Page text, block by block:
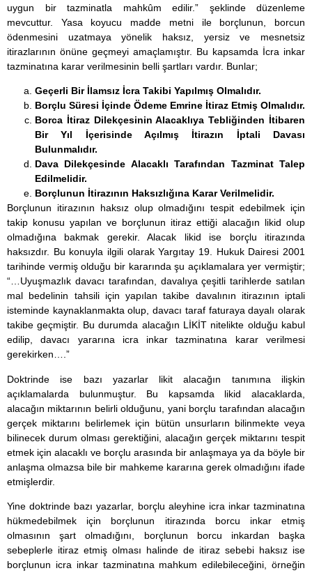
uygun bir tazminatla mahkûm edilir.” şeklinde düzenleme
mevcuttur. Yasa koyucu madde metni ile borçlunun, borcun
ödenmesini uzatmaya yönelik haksız, yersiz ve mesnetsiz
itirazlarının önüne geçmeyi amaçlamıştır. Bu kapsamda İcra inkar
tazminatına karar verilmesinin belli şartları vardır. Bunlar;
Geçerli Bir İlamsız İcra Takibi Yapılmış Olmalıdır.
Borçlu Süresi İçinde Ödeme Emrine İtiraz Etmiş Olmalıdır.
Borca İtiraz Dilekçesinin Alacaklıya Tebliğinden İtibaren
Bir Yıl İçerisinde Açılmış İtirazın İptali Davası
Bulunmalıdır.
Dava Dilekçesinde Alacaklı Tarafından Tazminat Talep
Edilmelidir.
Borçlunun İtirazının Haksızlığına Karar Verilmelidir.
Borçlunun itirazının haksız olup olmadığını tespit edebilmek için
takip konusu yapılan ve borçlunun itiraz ettiği alacağın likid olup
olmadığına bakmak gerekir. Alacak likid ise borçlu itirazında
haksızdır. Bu konuyla ilgili olarak Yargıtay 19. Hukuk Dairesi 2001
tarihinde vermiş olduğu bir kararında şu açıklamalara yer vermiştir;
“…Uyuşmazlık davacı tarafından, davalıya çeşitli tarihlerde satılan
mal bedelinin tahsili için yapılan takibe davalının itirazının iptali
isteminde kaynaklanmakta olup, davacı taraf faturaya dayalı olarak
takibe geçmiştir. Bu durumda alacağın LİKİT nitelikte olduğu kabul
edilip, davacı yararına icra inkar tazminatına karar verilmesi
gerekirken….”
Doktrinde ise bazı yazarlar likit alacağın tanımına ilişkin
açıklamalarda bulunmuştur. Bu kapsamda likid alacaklarda,
alacağın miktarının belirli olduğunu, yani borçlu tarafından alacağın
gerçek miktarını belirlemek için bütün unsurların bilinmekte veya
bilinecek durum olması gerektiğini, alacağın gerçek miktarını tespit
etmek için alacaklı ve borçlu arasında bir anlaşmaya ya da böyle bir
anlaşma olmazsa bile bir mahkeme kararına gerek olmadığını ifade
etmişlerdir.
Yine doktrinde bazı yazarlar, borçlu aleyhine icra inkar tazminatına
hükmedebilmek için borçlunun itirazında borcu inkar etmiş
olmasının şart olmadığını, borçlunun borcu inkardan başka
sebeplerle itiraz etmiş olması halinde de itiraz sebebi haksız ise
borçlunun icra inkar tazminatına mahkum edilebileceğini, örneğin